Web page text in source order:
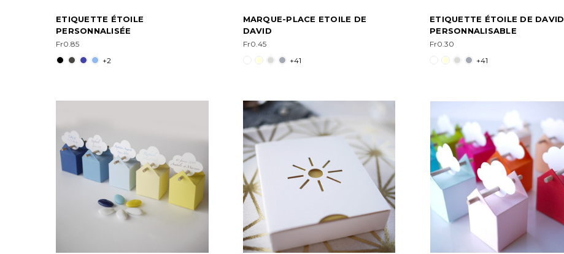
ETIQUETTE ÉTOILE
PERSONNALISÉE
Fr0.85
+2
MARQUE-PLACE ETOILE DE
DAVID
Fr0.45
+41
ETIQUETTE ÉTOILE DE DAVID
PERSONNALISABLE
Fr0.30
+41